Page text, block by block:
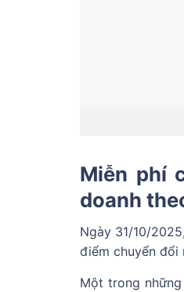
Miễn phí
doanh
Ngày 31/10/
điểm chuyển đổi
Một trong